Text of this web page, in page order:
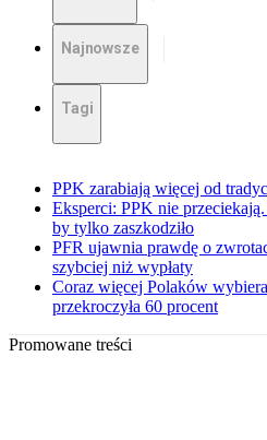
Najnowsze
Tagi
PPK zarabiają więcej od
Eksperci: PPK nie
by tylko zaszkodziło
PFR ujawnia prawdę o
szybciej niż wypłaty
Coraz więcej Polaków
przekroczyła 60 procent
Promowane treści